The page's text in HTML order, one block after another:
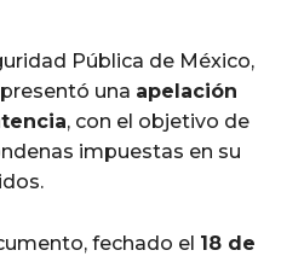
Pública de México,
presentó una apelación
, con el objetivo de
impuestas en su
fechado el 18 de